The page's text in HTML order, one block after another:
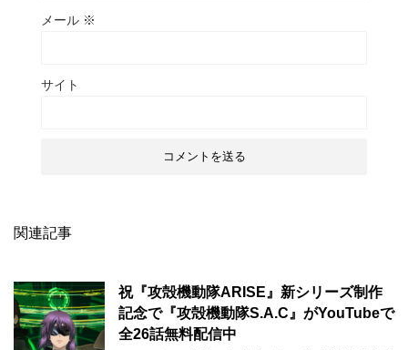
メール ※
サイト
関連記事
祝『攻殻機動隊ARISE』新シリーズ制作
記念で『攻殻機動隊S.A.C』がYouTubeで
全26話無料配信中